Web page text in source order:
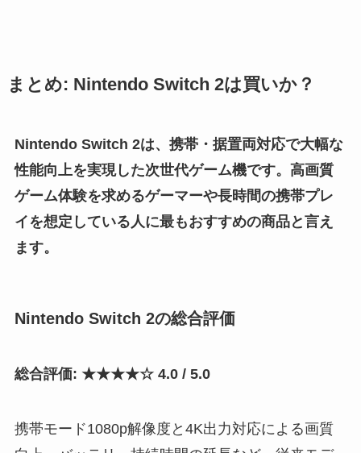
まとめ: Nintendo Switch 2は買いか？
Nintendo Switch 2は、携帯・据置両対応で大幅な
性能向上を実現した次世代ゲーム機です。高画質
ゲーム体験を求めるゲーマーや長時間の携帯プレ
イを想定している人に最もおすすめの商品と言え
ます。
Nintendo Switch 2の総合評価
総合評価: ★★★★☆ 4.0 / 5.0
携帯モード1080p解像度と4K出力対応による画質